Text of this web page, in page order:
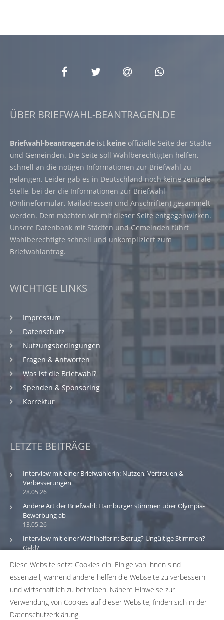
ÜBER BRIEFWAHL-BEANTRAGEN.DE
Briefwahl-beantragen.de ist keine offizielle Seite der Städte
und Gemeinden. Die Seite soll Wahlberechtigten helfen,
schnell an die nötigen Informationen zur Briefwahl zu
gelangen. Leider gab es in Deutschland noch keine zentrale
Stelle, bei der die Informationen zur Briefwahl
(Onlineformular, Mailadressen und Anschriften) gesammelt
werden. Dem möchten wir mit dieser Seite entgegenwirken.
Unsere Datenbank mit Städten und Gemeinden führt
Wahlberechtigte schnell und unkompliziert zum
Briefwahlantrag.
WICHTIGE LINKS
Impressum
Datenschutz
Nutzungsbedingungen
Fragen & Antworten
Was ist die Briefwahl?
Spenden & Sponsoring
Korrektur
LETZTE BEITRÄGE
28.05.26
Interview mit einer Briefwählerin: Nutzen, Vertrauen &
Verbesserungen
13.05.26
Andere Art der Briefwahl: Hamburger stimmen über Olympia-
Bewerbung ab
Interview mit einer Wahlhelferin: Betrug? Ungültige Stimmen?
Geld?
Bitte beachte: Wir versuchen alle Daten und Informationen
zu den Wahlbüros in unserer Datenbank so aktuell wie
möglich zu halten. Solltest du einen Fehler in unserer
Diese Website setzt Cookies ein. Einige von ihnen sind
essenziell, während andere helfen die Webseite zu verbessern
und wirtschaftlich zu betreiben. Nähere Hinweise zur
Verwendung von Cookies auf dieser Website, finden sich in der
Datenschutzerklärung.